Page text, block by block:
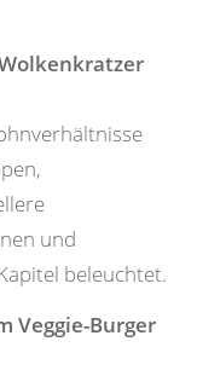
und
beleuchtet.
Veggie-Burger